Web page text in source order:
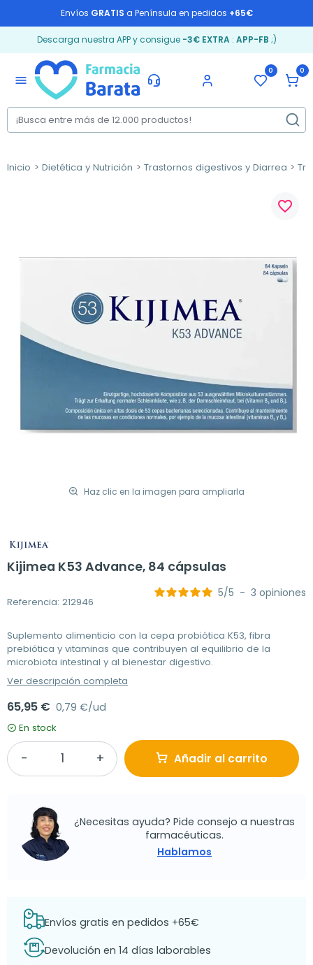
Envíos GRATIS a Península en pedidos +65€
Descarga nuestra APP y consigue -3€ EXTRA: APP-FB ;)
menu
0 0
Inicio Dietética y Nutrición Trastornos digestivos y Diarrea
Haz clic en la imagen para ampliarla
favorite_border
Kijimea K53 Advance, 84 cápsulas
Referencia: 212946
5/5 - 3 opiniones
Suplemento alimenticio con la cepa probiótica K53, fibra
prebiótica y vitaminas que contribuyen al equilibrio de la
microbiota intestinal y al bienestar digestivo.
Ver descripción completa
65,95 € 0,79 €/ud
En stock
Añadir al carrito
¿Necesitas ayuda? Pide consejo a nuestras
farmacéuticas.
Hablamos
Envíos gratis en pedidos +65€
Devolución en 14 días laborables